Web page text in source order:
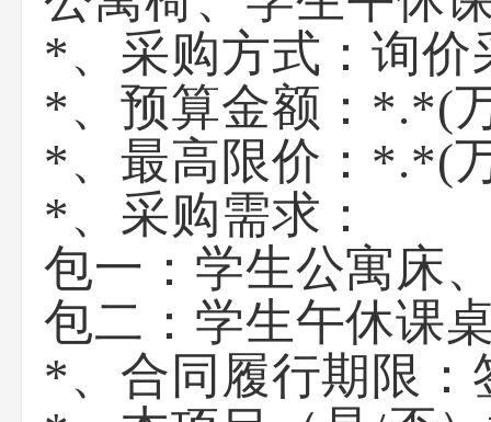
*、采购方式：询价
*、预算金额： *.*(
*、最高限价： *.*(
*、采购需求：
包一：学生公寓床
包二：学生午休课
*、合同履行期限：